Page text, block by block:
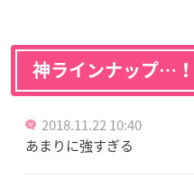
神ラインナップ…！
2018.11.22 10:40
あまりに強すぎる